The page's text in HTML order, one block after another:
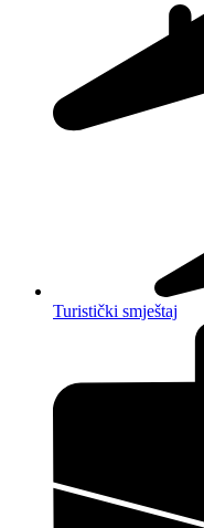
Turistički smještaj